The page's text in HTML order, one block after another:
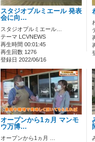
スタジオプルミエール 発表
会に向…
スタジオプルミエール…
テーマ LCVNEWS
再生時間 00:01:45
再生回数 1276
登録日 2022/06/16
オープンから1ヵ月 マンモ
ウ万博…
オープンから1ヵ月 …